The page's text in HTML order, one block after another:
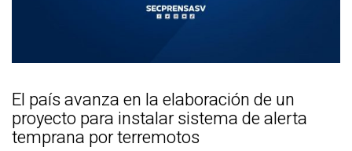
El país avanza en la elaboración de un
proyecto para instalar sistema de alerta
temprana por terremotos